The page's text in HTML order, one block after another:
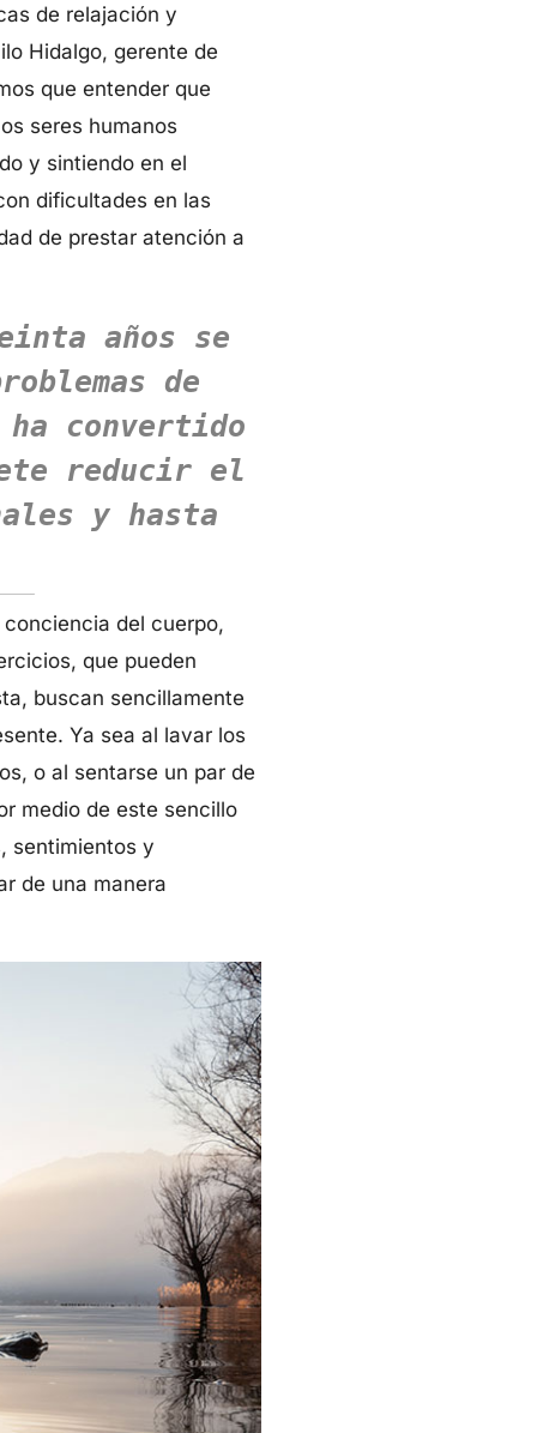
de relajación y
Hidalgo, gerente de
que entender que
seres humanos
y sintiendo en el
dificultades en las
de prestar atención a
años se
de
convertido
reducir el
y hasta
del cuerpo,
que pueden
buscan sencillamente
Ya sea al lavar los
o al sentarse un par de
medio de este sencillo
sentimientos y
de una manera